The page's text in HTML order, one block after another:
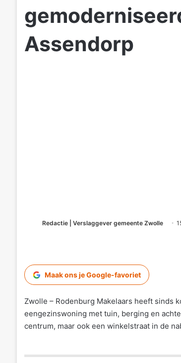
Assendorp
Redactie | Verslaggever gemeente Zwolle
Maak ons je Google-favoriet
Zwolle – Rodenburg Makelaars heeft sinds
eengezinswoning met tuin, berging en
centrum, maar ook een winkelstraat in de